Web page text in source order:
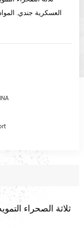
ثلاثة الصحراء